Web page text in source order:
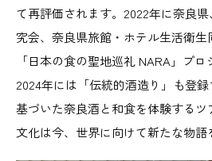
て再評価されます。2022年に奈良
究会、奈良県旅館・ホテル生活衛
「日本の食の聖地巡礼 NARA」プ
2024年には「伝統的酒造り」も登
基づいた奈良酒と和食を体験する
文化は今、世界に向けて新たな物語